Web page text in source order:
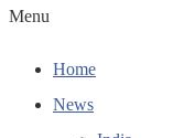
Menu
Home
News